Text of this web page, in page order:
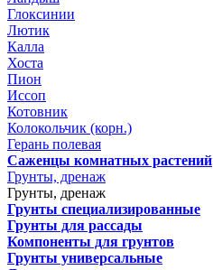
Глоксинии
Лютик
Калла
Хоста
Пион
Иссоп
Котовник
Колокольчик (корн.)
Герань полевая
Саженцы комнатных растений
Грунты, дренаж
Грунты, дренаж
Грунты специализированные
Грунты для рассады
Компоненты для грунтов
Грунты универсальные